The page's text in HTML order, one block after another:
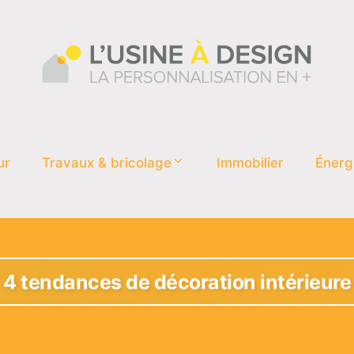
Travaux & bricolage Immobilier
4 tendances de décoration intérieure